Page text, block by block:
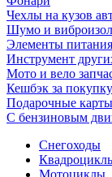
Чехлы на кузов
Шумо и
Элементы
Инструмент
Мото и вело
Кешбэк за покупку
Подарочные карты
С бензиновым
Снегоходы